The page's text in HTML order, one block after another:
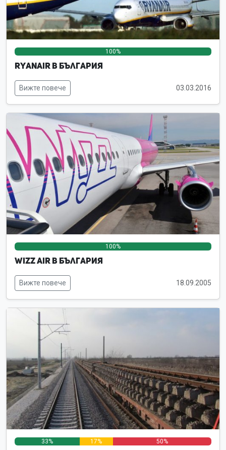
100%
Ryanair в България
Вижте повече 03.03.2016
100%
Wizz Air в България
Вижте повече 18.09.2005
33% 17% 50%